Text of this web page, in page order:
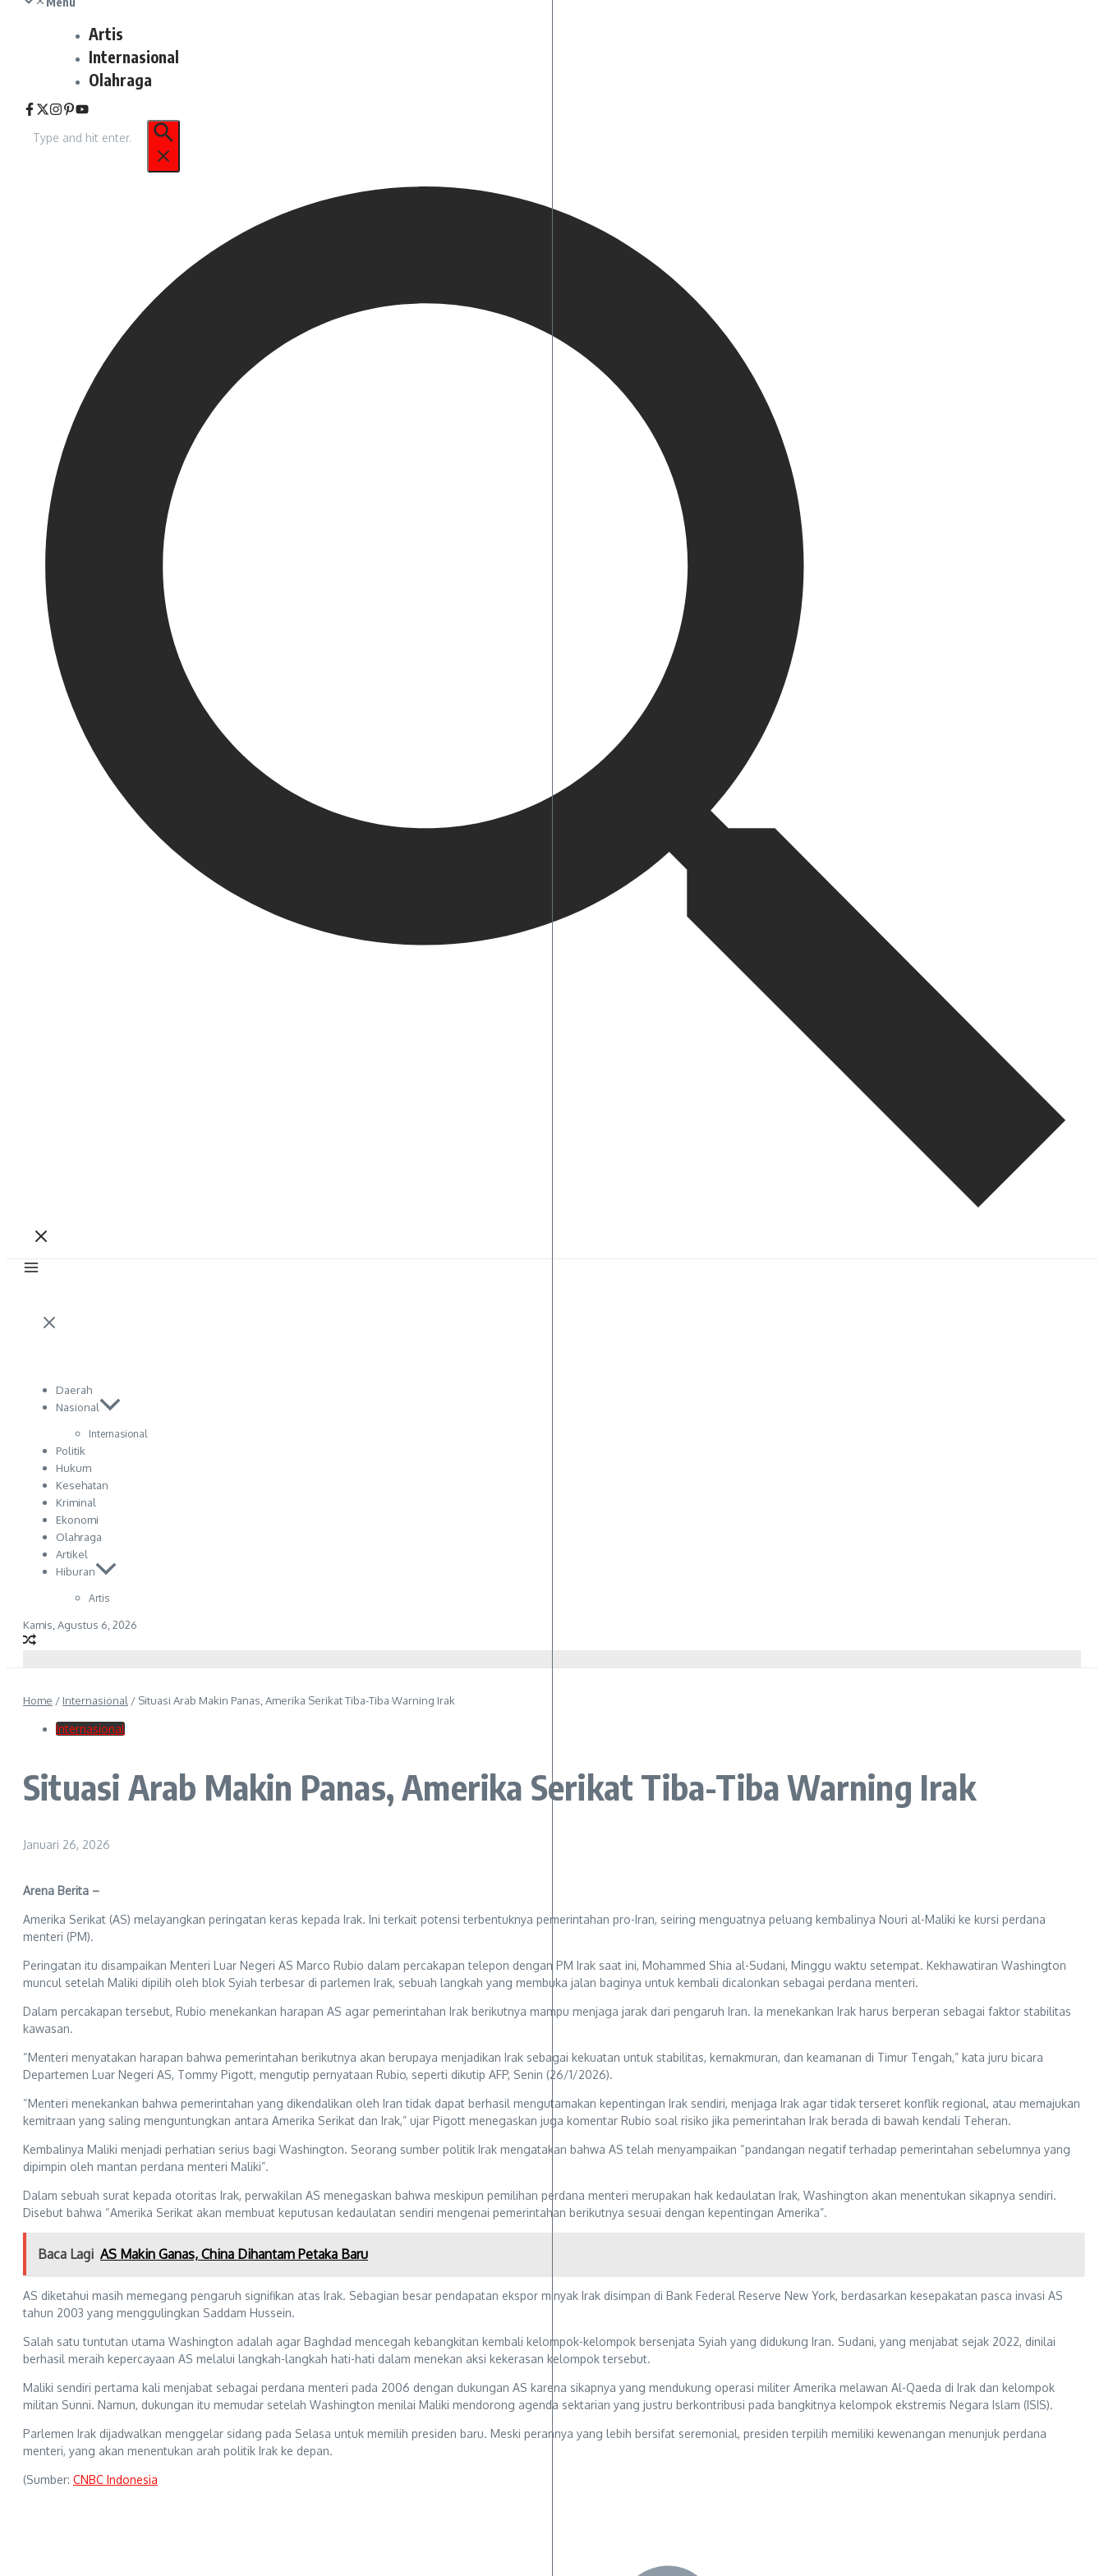
Artis
Internasional
Olahraga
untuk:
Daerah
Nasional
Internasional
Politik
Hukum
Kesehatan
Kriminal
Ekonomi
Olahraga
Artikel
Hiburan
Artis
Kamis, Agustus 6, 2026
Home / Internasional / Situasi Arab Makin Panas, Amerika Serikat Tiba-Tiba Warning Irak
Internasional
Situasi Arab Makin Panas, Amerika Serikat Tiba-Tiba Warning Irak
Januari 26, 2026
Arena Berita –
Amerika Serikat (AS) melayangkan peringatan keras kepada Irak. Ini terkait potensi terbentuknya pemerintahan pro-Iran, seiring menguatnya peluang kembalinya Nouri al-Maliki ke kursi perdana
menteri (PM).
Peringatan itu disampaikan Menteri Luar Negeri AS Marco Rubio dalam percakapan telepon dengan PM Irak saat ini, Mohammed Shia al-Sudani, Minggu waktu setempat. Kekhawatiran Washington
muncul setelah Maliki dipilih oleh blok Syiah terbesar di parlemen Irak, sebuah langkah yang membuka jalan baginya untuk kembali dicalonkan sebagai perdana menteri.
Dalam percakapan tersebut, Rubio menekankan harapan AS agar pemerintahan Irak berikutnya mampu menjaga jarak dari pengaruh Iran. Ia menekankan Irak harus berperan sebagai faktor stabilitas
kawasan.
“Menteri menyatakan harapan bahwa pemerintahan berikutnya akan berupaya menjadikan Irak sebagai kekuatan untuk stabilitas, kemakmuran, dan keamanan di Timur Tengah,” kata juru bicara
Departemen Luar Negeri AS, Tommy Pigott, mengutip pernyataan Rubio, seperti dikutip AFP, Senin (26/1/2026).
“Menteri menekankan bahwa pemerintahan yang dikendalikan oleh Iran tidak dapat berhasil mengutamakan kepentingan Irak sendiri, menjaga Irak agar tidak terseret konflik regional, atau memajukan
kemitraan yang saling menguntungkan antara Amerika Serikat dan Irak,” ujar Pigott menegaskan juga komentar Rubio soal risiko jika pemerintahan Irak berada di bawah kendali Teheran.
Kembalinya Maliki menjadi perhatian serius bagi Washington. Seorang sumber politik Irak mengatakan bahwa AS telah menyampaikan “pandangan negatif terhadap pemerintahan sebelumnya yang
dipimpin oleh mantan perdana menteri Maliki”.
Dalam sebuah surat kepada otoritas Irak, perwakilan AS menegaskan bahwa meskipun pemilihan perdana menteri merupakan hak kedaulatan Irak, Washington akan menentukan sikapnya sendiri.
Disebut bahwa “Amerika Serikat akan membuat keputusan kedaulatan sendiri mengenai pemerintahan berikutnya sesuai dengan kepentingan Amerika”.
Baca Lagi AS Makin Ganas, China Dihantam Petaka Baru
AS diketahui masih memegang pengaruh signifikan atas Irak. Sebagian besar pendapatan ekspor minyak Irak disimpan di Bank Federal Reserve New York, berdasarkan kesepakatan pasca invasi AS
tahun 2003 yang menggulingkan Saddam Hussein.
Salah satu tuntutan utama Washington adalah agar Baghdad mencegah kebangkitan kembali kelompok-kelompok bersenjata Syiah yang didukung Iran. Sudani, yang menjabat sejak 2022, dinilai
berhasil meraih kepercayaan AS melalui langkah-langkah hati-hati dalam menekan aksi kekerasan kelompok tersebut.
Maliki sendiri pertama kali menjabat sebagai perdana menteri pada 2006 dengan dukungan AS karena sikapnya yang mendukung operasi militer Amerika melawan Al-Qaeda di Irak dan kelompok
militan Sunni. Namun, dukungan itu memudar setelah Washington menilai Maliki mendorong agenda sektarian yang justru berkontribusi pada bangkitnya kelompok ekstremis Negara Islam (ISIS).
Parlemen Irak dijadwalkan menggelar sidang pada Selasa untuk memilih presiden baru. Meski perannya yang lebih bersifat seremonial, presiden terpilih memiliki kewenangan menunjuk perdana
menteri, yang akan menentukan arah politik Irak ke depan.
(Sumber: CNBC Indonesia